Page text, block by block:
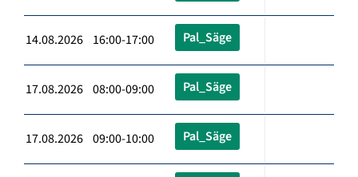
14.08.2026 16:00-17:00 Pal_Säge
17.08.2026 08:00-09:00 Pal_Säge
17.08.2026 09:00-10:00 Pal_Säge